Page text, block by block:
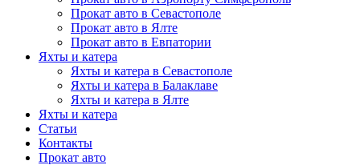
Прокат авто в Севастополе
Прокат авто в Ялте
Прокат авто в Евпатории
Яхты и катера
Яхты и катера в Севастополе
Яхты и катера в Балаклаве
Яхты и катера в Ялте
Яхты и катера
Статьи
Контакты
Прокат авто